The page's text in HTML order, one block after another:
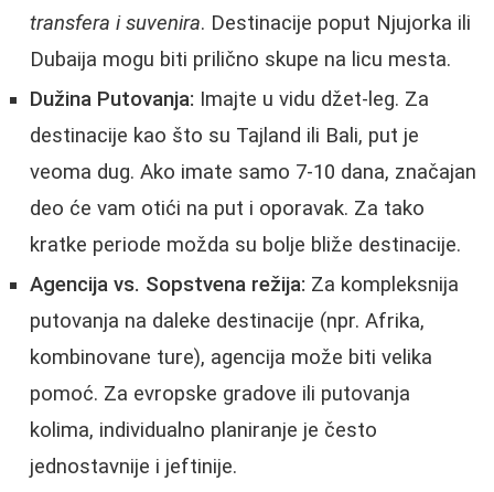
transfera i suvenira. Destinacije poput Njujorka ili
Dubaija mogu biti prilično skupe na licu mesta.
Dužina Putovanja: Imajte u vidu džet-leg. Za
destinacije kao što su Tajland ili Bali, put je
veoma dug. Ako imate samo 7-10 dana, značajan
deo će vam otići na put i oporavak. Za tako
kratke periode možda su bolje bliže destinacije.
Agencija vs. Sopstvena režija: Za kompleksnija
putovanja na daleke destinacije (npr. Afrika,
kombinovane ture), agencija može biti velika
pomoć. Za evropske gradove ili putovanja
kolima, individualno planiranje je često
jednostavnije i jeftinije.